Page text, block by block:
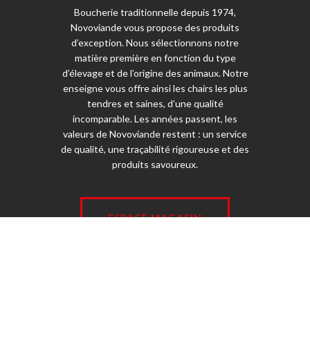
Boucherie traditionnelle depuis 1974,
Novoviande vous propose des produits
d’exception. Nous sélectionnons notre
matière première en fonction du type
d’élevage et de l’origine des animaux. Notre
enseigne vous offre ainsi les chairs les plus
tendres et saines, d’une qualité
incomparable. Les années passent, les
valeurs de Novoviande restent : un service
de qualité, une traçabilité rigoureuse et des
produits savoureux.
ESPACE MAGASIN